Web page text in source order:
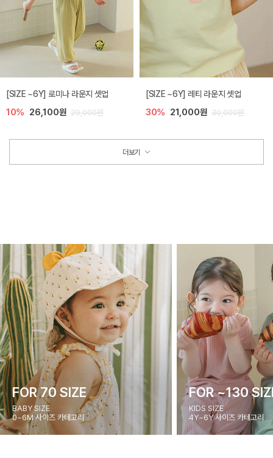
[SIZE ~6Y] 로미나 라운지 셋업
10% 26,100원 29,000원
[SIZE ~6Y] 레티 라운지 셋업
30% 21,000원 30,000원
더보기
FOR 70 SIZE
BABY SIZE
0~6M 사이즈 카테고리
FOR ~130
KIDS SIZE
4Y~6Y 사이즈 카테고리